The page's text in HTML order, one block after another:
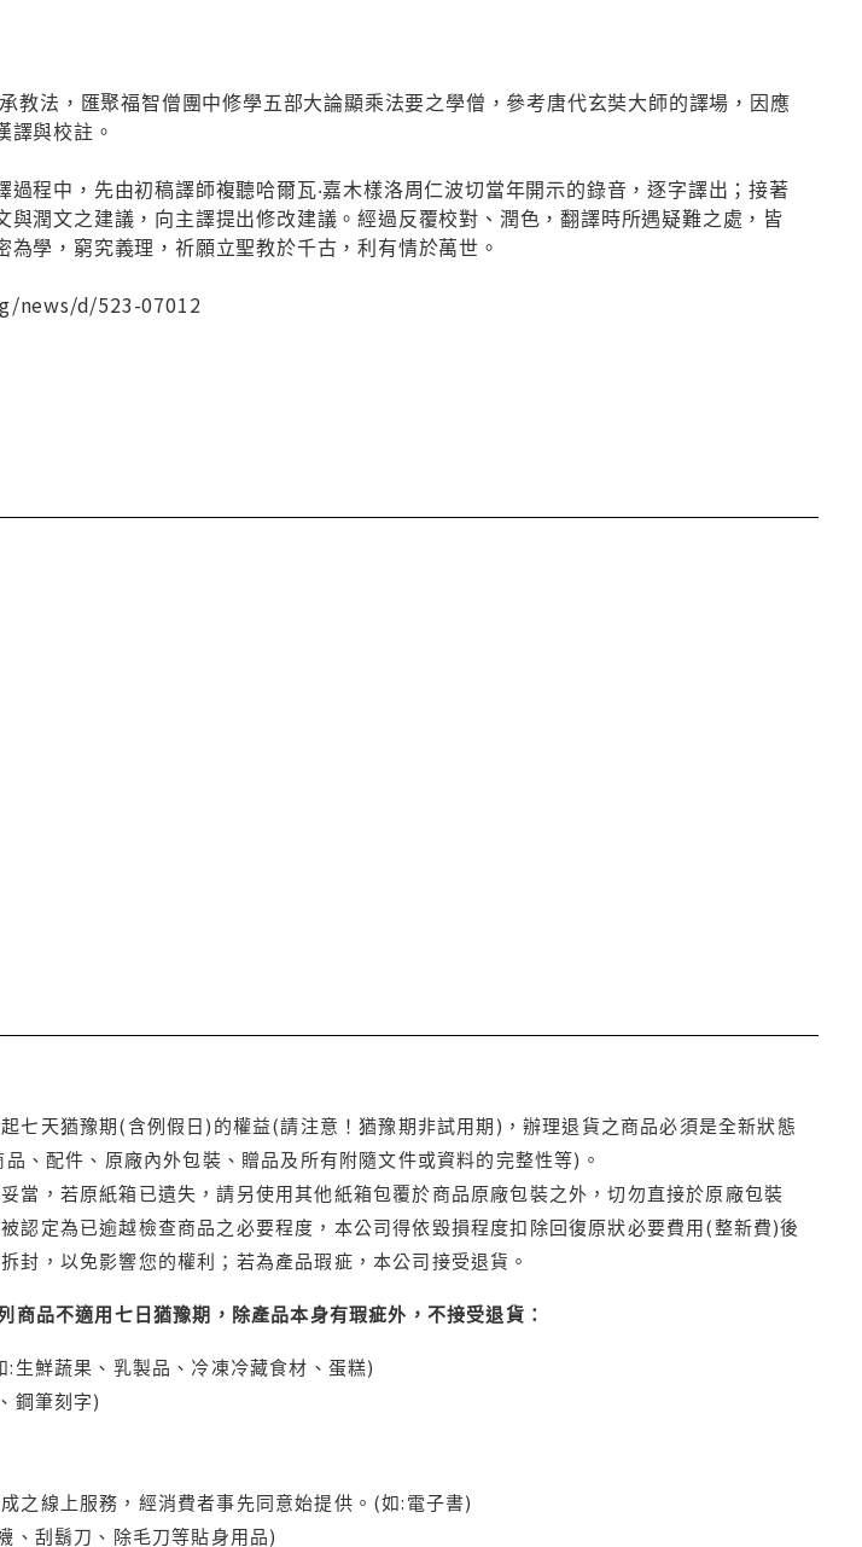
教法，匯聚福智僧團中修學五部大論顯乘法要之學僧，參考唐代玄奘大師的譯場，因應
譯與校註。
程中，先由初稿譯師複聽哈爾瓦‧嘉木樣洛周仁波切當年開示的錄音，逐字譯出；接著
潤文之建議，向主譯提出修改建議。經過反覆校對、潤色，翻譯時所遇疑難之處，皆
學，窮究義理，祈願立聖教於千古，利有情於萬世。
news/d/523-07012
七天猶豫期(含例假日)的權益(請注意！猶豫期非試用期)，辦理退貨之商品必須是全新狀態
、配件、原廠內外包裝、贈品及所有附隨文件或資料的完整性等)。
當，若原紙箱已遺失，請另使用其他紙箱包覆於商品原廠包裝之外，切勿直接於原廠包裝
認定為已逾越檢查商品之必要程度，本公司得依毀損程度扣除回復原狀必要費用(整新費)後
封，以免影響您的權利；若為產品瑕疵，本公司接受退貨。
品不適用七日猶豫期，除產品本身有瑕疵外，不接受退貨：
生鮮蔬果、乳製品、冷凍冷藏食材、蛋糕)
鋼筆刻字)
之線上服務，經消費者事先同意始提供。(如:電子書)
、刮鬍刀、除毛刀等貼身用品)